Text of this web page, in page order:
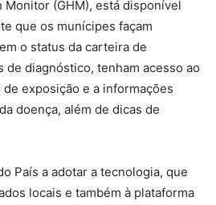
Monitor (GHM), está disponível
que os munícipes façam
o status da carteira de
de diagnóstico, tenham acesso ao
exposição e a informações
doença, além de dicas de
País a adotar a tecnologia, que
locais e também à plataforma